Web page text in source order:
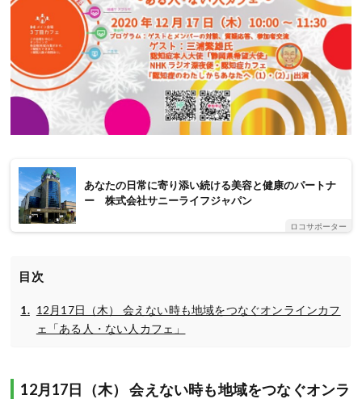
あなたの日常に寄り添い続ける美容と健康のパートナ
ー 株式会社サニーライフジャパン
ロコサポーター
目次
12月17日（木） 会えない時も地域をつなぐオンラインカフ
ェ「ある人・ない人カフェ」
12月17日（木） 会えない時も地域をつなぐオンラ